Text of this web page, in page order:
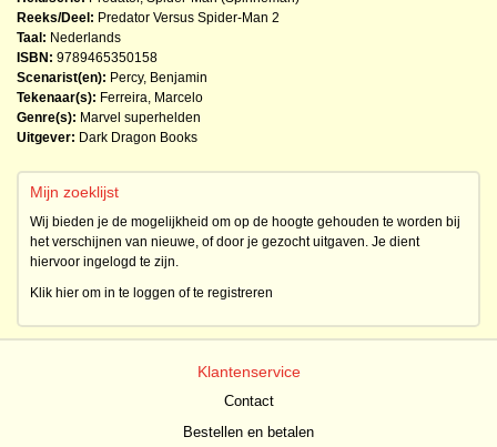
Reeks/Deel: Predator Versus Spider-Man 2
Taal: Nederlands
ISBN: 9789465350158
Scenarist(en): Percy, Benjamin
Tekenaar(s): Ferreira, Marcelo
Genre(s): Marvel superhelden
Uitgever: Dark Dragon Books
Mijn zoeklijst
Wij bieden je de mogelijkheid om op de hoogte gehouden te worden bij
het verschijnen van nieuwe, of door je gezocht uitgaven. Je dient
hiervoor ingelogd te zijn.
Klik hier om in te loggen of te registreren
Klantenservice
Contact
Bestellen en betalen